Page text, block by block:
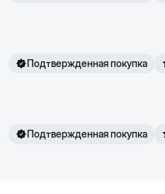
Подтвержденная покупка
Подтвержденная покупка